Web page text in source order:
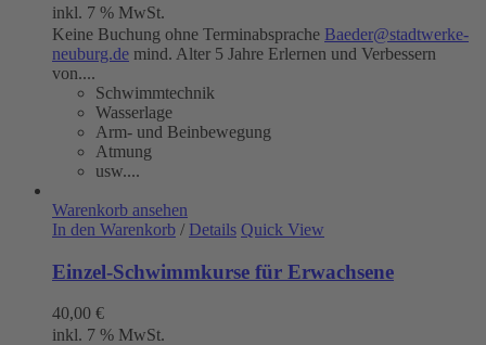
inkl. 7 % MwSt.
Keine Buchung ohne Terminabsprache Baeder@stadtwerke-
neuburg.de mind. Alter 5 Jahre Erlernen und Verbessern
von....
Schwimmtechnik
Wasserlage
Arm- und Beinbewegung
Atmung
usw....
Warenkorb ansehen
In den Warenkorb / Details Quick View
Einzel-Schwimmkurse für Erwachsene
40,00 €
inkl. 7 % MwSt.